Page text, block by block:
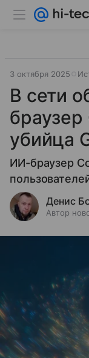
3 октября 2025
В сети
убийца
ИИ-браузер
Денис
Автор